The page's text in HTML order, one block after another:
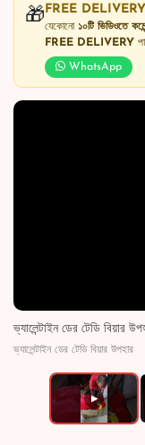
🎁FREE DELIVERY
যেকোনো ১০টি ভিডিওতে
FREE DELIVERY
WhatsApp
ভ্যালেন্টাইন ডের টেডি বিয়ার
ভ্যালেন্টাইন ডের টেডি বিয়ার উপহার
▶